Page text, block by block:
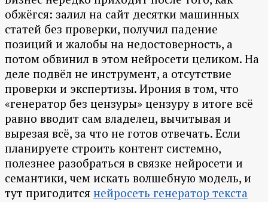
обжёгся: залил на сайт десятки машинных
статей без проверки, получил падение
позиций и жалобы на недостоверность, а
потом обвинил в этом нейросети целиком. На
деле подвёл не инструмент, а отсутствие
проверки и экспертизы. Ирония в том, что
«генератор без цензуры» цензуру в итоге всё
равно вводит сам владелец, вычитывая и
вырезая всё, за что не готов отвечать. Если
планируете строить контент системно,
полезнее разобраться в связке нейросети и
семантики, чем искать волшебную модель, и
тут пригодится нейросеть генератор текста